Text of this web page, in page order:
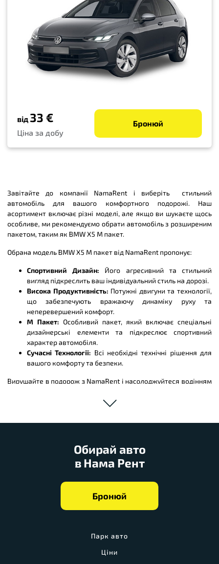
від 33 €
Ціна за добу
Бронюй
Завітайте до компанії NamaRent і виберіть стильний
автомобіль для вашого комфортного подорожі. Наш
асортимент включає різні моделі, але якщо ви шукаєте щось
особливе, ми рекомендуємо обрати автомобіль з розширеним
пакетом, таким як BMW X5 M пакет.
Обрана модель BMW X5 M пакет від NamaRent пропонує:
Спортивний Дизайн: Його агресивний та стильний
вигляд підкреслить ваш індивідуальний стиль на дорозі.
Висока Продуктивність: Потужні двигуни та технології,
що забезпечують вражаючу динаміку руху та
неперевершений комфорт.
M Пакет: Особливий пакет, який включає спеціальні
дизайнерські елементи та підкреслює спортивний
характер автомобіля.
Сучасні Технології: Всі необхідні технічні рішення для
вашого комфорту та безпеки.
Вирушайте в подорож з NamaRent і насолоджуйтеся водінням
Парк авто
Ціни
Обирай авто
в Нама Рент
Бронюй